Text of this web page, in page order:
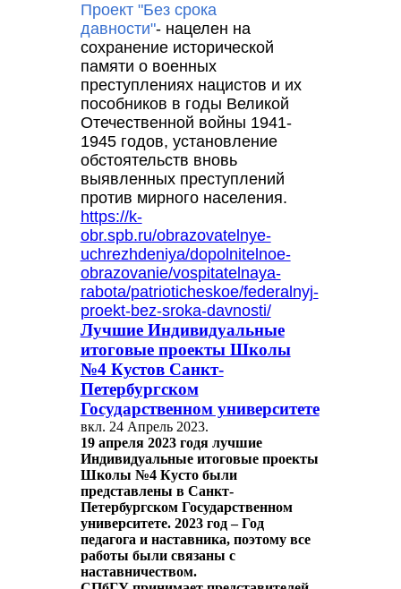
Проект "Без срока
давности"- нацелен на
сохранение исторической
памяти о военных
преступлениях нацистов и их
пособников в годы Великой
Отечественной войны 1941-
1945 годов, установление
обстоятельств вновь
выявленных преступлений
против мирного населения.
https://k-
obr.spb.ru/obrazovatelnye-
uchrezhdeniya/dopolnitelnoe-
obrazovanie/vospitatelnaya-
rabota/patrioticheskoe/federalnyj-
proekt-bez-sroka-davnosti/
Лучшие Индивидуальные
итоговые проекты Школы
№4 Кустов Санкт-
Петербургском
Государственном университете
вкл. 24 Апрель 2023.
19 апреля 2023 годя лучшие
Индивидуальные итоговые проекты
Школы №4 Кусто были
представлены в Санкт-
Петербургском Государственном
университете. 2023 год – Год
педагога и наставника, поэтому все
работы были связаны с
наставничеством.